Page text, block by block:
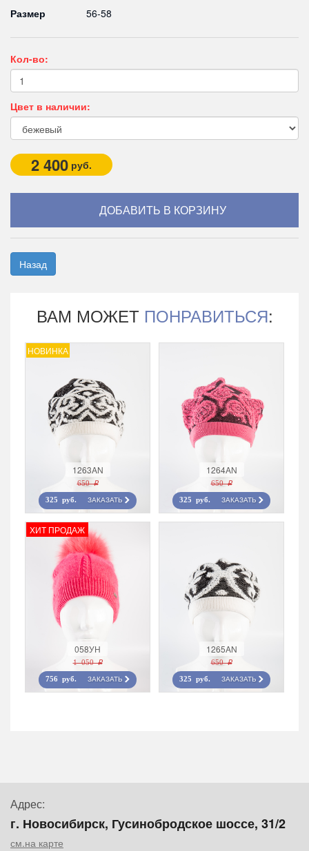
Размер
56-58
Кол-во:
Цвет в наличии:
2 400 руб.
Назад
ВАМ МОЖЕТ ПОНРАВИТЬСЯ:
НОВИНКА
1263AN
650 r
325 руб. ЗАКАЗАТЬ
1264AN
650 r
325 руб. ЗАКАЗАТЬ
ХИТ ПРОДАЖ
058УН
1 050 r
756 руб. ЗАКАЗАТЬ
1265AN
650 r
325 руб. ЗАКАЗАТЬ
Адрес:
г. Новосибирск, Гусинобродское шоссе, 31/2
см.на карте